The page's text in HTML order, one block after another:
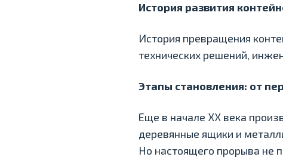
История развития
История превращения
технических решений,
Этапы становления: от
Еще в начале ХХ века
деревянные ящики и
Но настоящего прорыва не